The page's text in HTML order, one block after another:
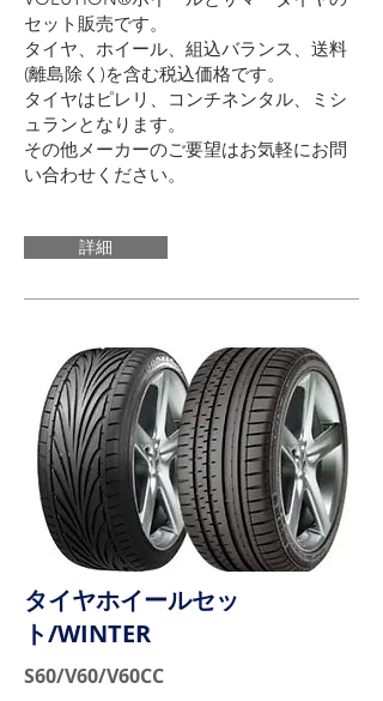
セット販売です。
タイヤ、ホイール、組込バランス、送料
(離島除く)を含む税込価格です。
タイヤはピレリ、コンチネンタル、ミシ
ュランとなります。
その他メーカーのご要望はお気軽にお問
い合わせください。
詳細
タイヤホイールセッ
ト/WINTER
S60/V60/V60CC